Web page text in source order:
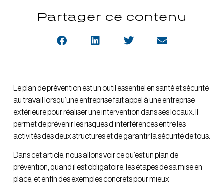
Partager ce contenu
Le plan de prévention est un outil essentiel en santé et sécurité
au travail lorsqu’une entreprise fait appel à une entreprise
extérieure pour réaliser une intervention dans ses locaux. Il
permet de prévenir les risques d’interférences entre les
activités des deux structures et de garantir la sécurité de tous.
Dans cet article, nous allons voir ce qu’est un plan de
prévention, quand il est obligatoire, les étapes de sa mise en
place, et enfin des exemples concrets pour mieux